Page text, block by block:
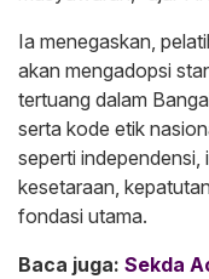
​Ia menegaskan,
akan mengadopsi
tertuang dalam
serta kode etik
seperti independensi,
kesetaraan,
fondasi utama.
Baca juga: Sekda